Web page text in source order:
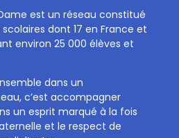
est un réseau constitué
dont 17 en France et
environ 25 000 élèves et
dans un
c’est accompagner
un esprit marqué à la fois
et le respect de